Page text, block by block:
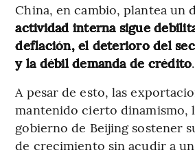
China, en cambio, plantea un
actividad interna sigue
deflación, el deterioro del
y la débil demanda de crédito.
A pesar de esto, las
mantenido cierto dinamismo,
gobierno de Beijing sostener
de crecimiento sin acudir a